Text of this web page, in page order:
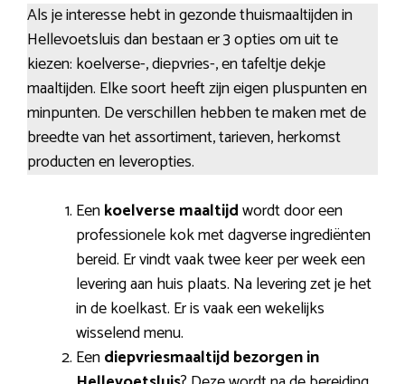
Als je interesse hebt in gezonde thuismaaltijden in
Hellevoetsluis dan bestaan er 3 opties om uit te
kiezen: koelverse-, diepvries-, en tafeltje dekje
maaltijden. Elke soort heeft zijn eigen pluspunten en
minpunten. De verschillen hebben te maken met de
breedte van het assortiment, tarieven, herkomst
producten en leveropties.
Eenkoelverse maaltijdwordt door een
professionele kok met dagverse ingrediënten
bereid. Er vindt vaak twee keer per week een
levering aan huis plaats. Na levering zet je het
in de koelkast. Er is vaak een wekelijks
wisselend menu.
Eendiepvriesmaaltijd bezorgen in